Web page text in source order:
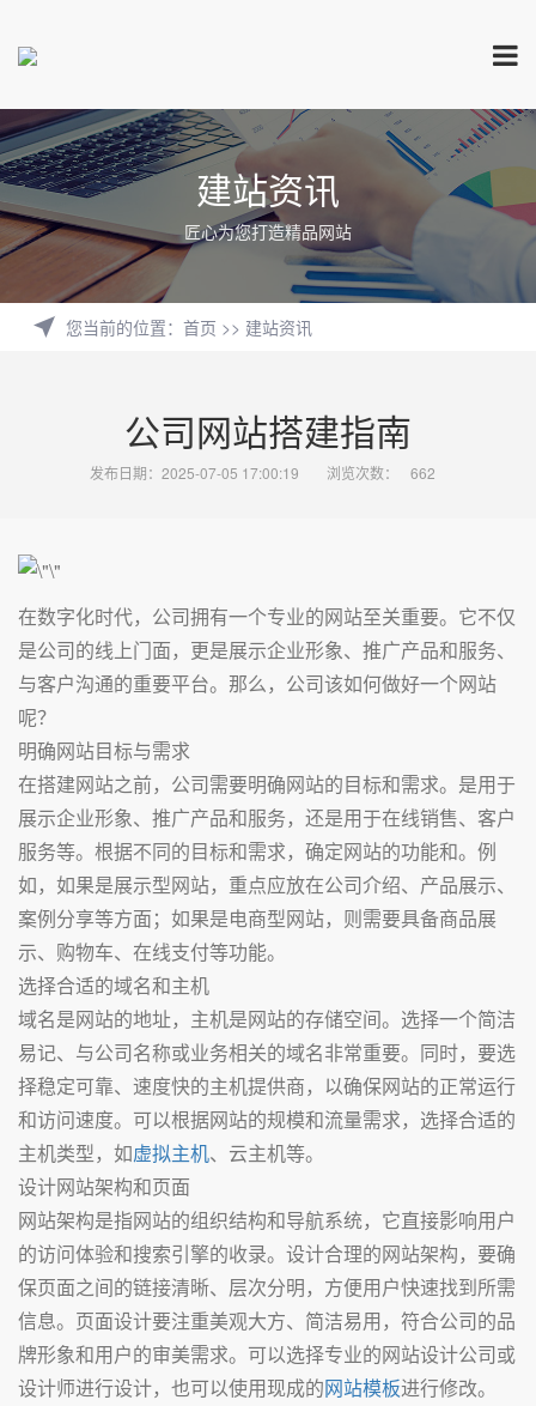
建站资讯
匠心为您打造精品网站
您当前的位置： 首页 >> 建站资讯
公司网站搭建指南
发布日期：2025-07-05 17:00:19 浏览次数： 662
在数字化时代，公司拥有一个专业的网站至关重要。它不仅
是公司的线上门面，更是展示企业形象、推广产品和服务、
与客户沟通的重要平台。那么，公司该如何做好一个网站
呢？
明确网站目标与需求
在搭建网站之前，公司需要明确网站的目标和需求。是用于
展示企业形象、推广产品和服务，还是用于在线销售、客户
服务等。根据不同的目标和需求，确定网站的功能和。例
如，如果是展示型网站，重点应放在公司介绍、产品展示、
案例分享等方面；如果是电商型网站，则需要具备商品展
示、购物车、在线支付等功能。
选择合适的域名和主机
域名是网站的地址，主机是网站的存储空间。选择一个简洁
易记、与公司名称或业务相关的域名非常重要。同时，要选
择稳定可靠、速度快的主机提供商，以确保网站的正常运行
和访问速度。可以根据网站的规模和流量需求，选择合适的
主机类型，如虚拟主机、云主机等。
设计网站架构和页面
网站架构是指网站的组织结构和导航系统，它直接影响用户
的访问体验和搜索引擎的收录。设计合理的网站架构，要确
保页面之间的链接清晰、层次分明，方便用户快速找到所需
信息。页面设计要注重美观大方、简洁易用，符合公司的品
牌形象和用户的审美需求。可以选择专业的网站设计公司或
设计师进行设计，也可以使用现成的网站模板进行修改。